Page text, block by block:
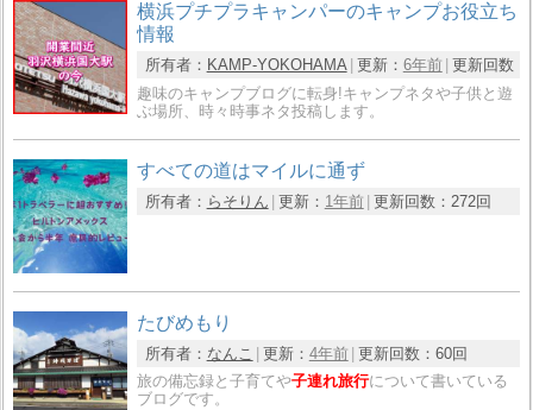
横浜プチプラキャンパーのキャンプお役立ち
情報
所有者： KAMP-YOKOHAMA 更新： 6年前 更新回数：
趣味のキャンプブログに転身!キャンプネタや子供と遊
ぶ場所、時々時事ネタ投稿します。
すべての道はマイルに通ず
所有者： らそりん 更新： 1年前 更新回数： 272回
たびめもり
所有者： なんこ 更新： 4年前 更新回数： 60回
旅の備忘録と子育てや子連れ旅行について書いている
ブログです。